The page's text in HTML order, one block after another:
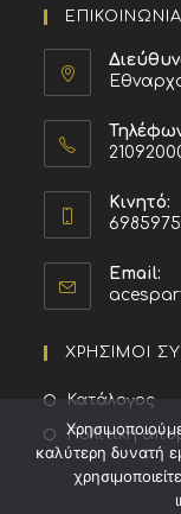
ΕΠΙΚΟΙΝΩΝΙΑ
Κινητό:
Email:
ΧΡΗΣΙΜΟΙ
Κατάλογος
Πολιτική
καλύτερη δυνατή